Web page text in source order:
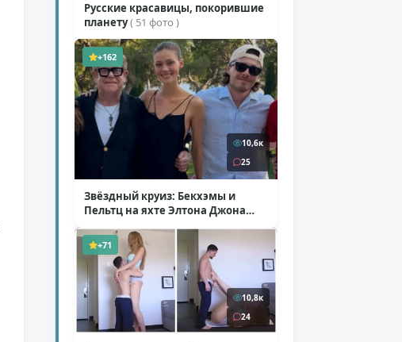
Русские красавицы, покорившие
планету( 51 фото )
+162
10,6к
25
Звёздный круиз: Бекхэмы и
Пельтц на яхте Элтона Джона
+71
10,8к
24